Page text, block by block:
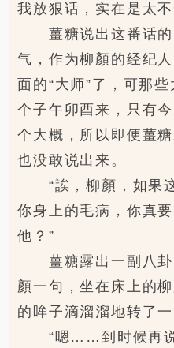
我放狠话，实在是太
薑糖说出这番话的
气，作为柳顏的经纪
面的“大师”了，可那
个子午卯酉来，只有
个大概，所以即便薑
也没敢说出来。
“誒，柳顏，如果这
你身上的毛病，你真
他？”
薑糖露出一副八卦
顏一句，坐在床上的
的眸子滴溜溜地转了一
“嗯……到时候再说